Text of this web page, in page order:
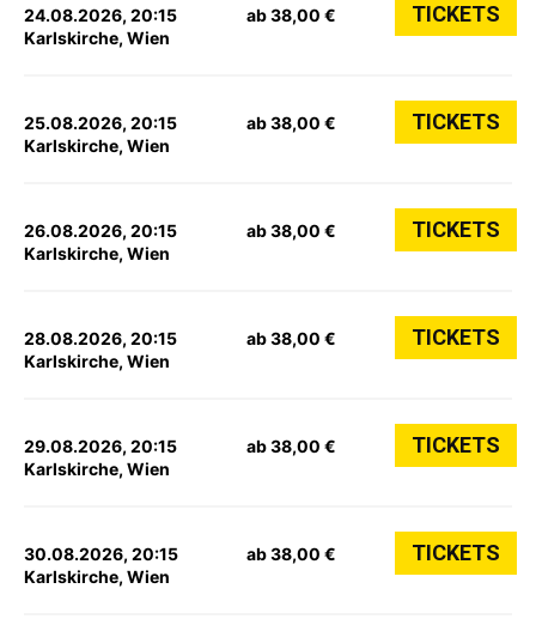
24.08.2026, 20:15
Karlskirche, Wien
ab 38,00 € TICKETS
25.08.2026, 20:15
Karlskirche, Wien
ab 38,00 € TICKETS
26.08.2026, 20:15
Karlskirche, Wien
ab 38,00 € TICKETS
28.08.2026, 20:15
Karlskirche, Wien
ab 38,00 € TICKETS
29.08.2026, 20:15
Karlskirche, Wien
ab 38,00 € TICKETS
30.08.2026, 20:15
Karlskirche, Wien
ab 38,00 € TICKETS